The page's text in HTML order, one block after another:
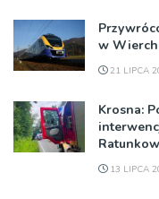
w
21 LIPCA
Krosna:
13 LIPCA